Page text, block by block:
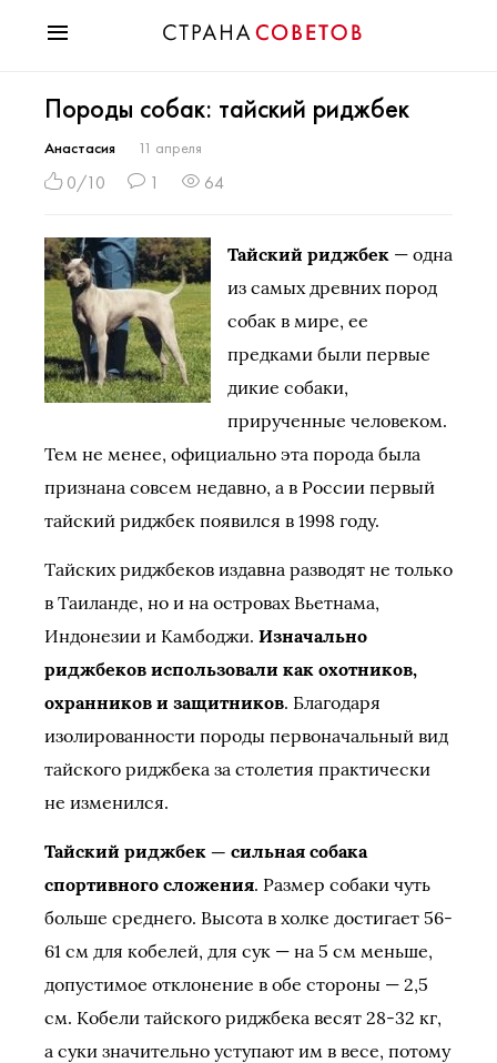
Мода
Звезды
Гороскопы
Психология
Хобби
Разное
Праздники
Породы собак: тайский риджбек
Анастасия 11 апреля
0/10 1 64
Тайский риджбек — одна
из самых древних пород
собак в мире, ее
предками были первые
дикие собаки,
прирученные человеком.
Тем не менее, официально эта порода была
признана совсем недавно, а в России первый
тайский риджбек появился в 1998 году.
Тайских риджбеков издавна разводят не только
в Таиланде, но и на островах Вьетнама,
Индонезии и Камбоджи. Изначально
риджбеков использовали как охотников,
охранников и защитников. Благодаря
изолированности породы первоначальный вид
тайского риджбека за столетия практически
не изменился.
Тайский риджбек — сильная собака
спортивного сложения. Размер собаки чуть
больше среднего. Высота в холке достигает 56-
61 см для кобелей, для сук — на 5 см меньше,
допустимое отклонение в обе стороны — 2,5
см. Кобели тайского риджбека весят 28-32 кг,
а суки значительно уступают им в весе, потому